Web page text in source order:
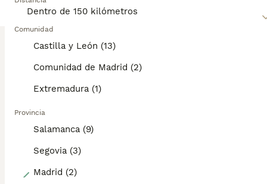
Comunidad
Castilla y León (13)
Comunidad de Madrid (2)
Extremadura (1)
Provincia
Salamanca (9)
Segovia (3)
Madrid (2)
habilidades de trabajo.
Lee nuestra
Retrieverpara obtener información sobre esta raza de
BOOST